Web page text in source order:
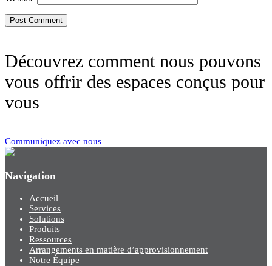
Découvrez comment nous pouvons
vous offrir des espaces conçus pour
vous
Communiquez avec nous
Navigation
Accueil
Services
Solutions
Produits
Ressources
Arrangements en matière d’approvisionnement
Notre Équipe